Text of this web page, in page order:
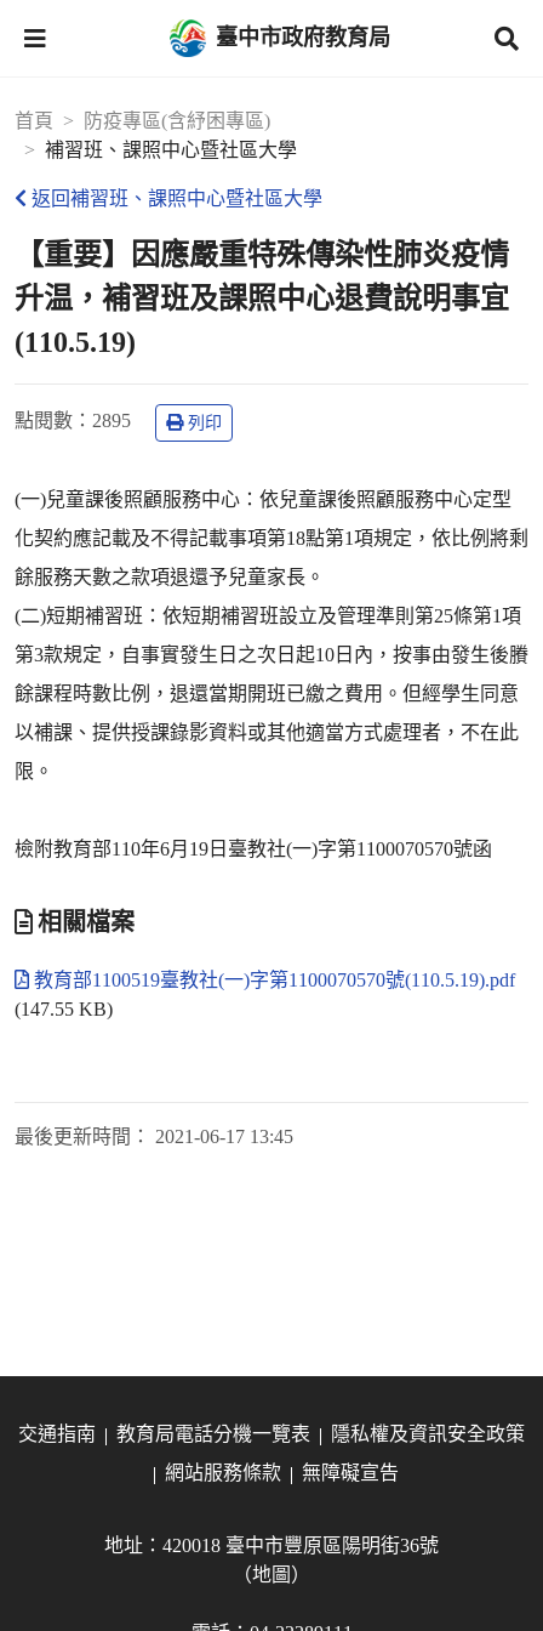
臺中市政府教育局
首頁
防疫專區(含紓困專區)
補習班、課照中心暨社區大學
返回補習班、課照中心暨社區大學
【重要】因應嚴重特殊傳染性肺炎疫情
升温，補習班及課照中心退費說明事宜
(110.5.19)
點閱數 ：2895 列印
(一)兒童課後照顧服務中心：依兒童課後照顧服務中心定型
化契約應記載及不得記載事項第18點第1項規定，依比例將剩
餘服務天數之款項退還予兒童家長。
(二)短期補習班：依短期補習班設立及管理準則第25條第1項
第3款規定，自事實發生日之次日起10日內，按事由發生後賸
餘課程時數比例，退還當期開班已繳之費用。但經學生同意
以補課、提供授課錄影資料或其他適當方式處理者，不在此
限。
檢附教育部110年6月19日臺教社(一)字第1100070570號函
相關檔案
教育部1100519臺教社(一)字第1100070570號(110.5.19).pdf
(147.55 KB)
最後更新時間： 2021-06-17 13:45
交通指南 教育局電話分機一覽表
隱私權及資訊安全政策
網站服務條款
無障礙宣告
地址：420018 臺中市豐原區陽明街36號
（地圖）